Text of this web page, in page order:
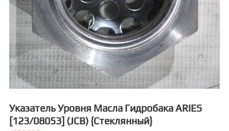
Указатель Уровня Масла Гидробака ARIES
[123/08053] (JCB) {стеклянный}